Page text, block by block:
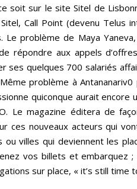
soit sur le site Sitel de
Call Point (devenu Telus
problème de Maya
répondre aux appels
ses quelques 700 salariés
problème à
quiconque aurait encore
Le magazine éditera de
ces nouveaux acteurs qui
villes qui deviennent les
vos billets et embarquez
sur place, « it’s still time